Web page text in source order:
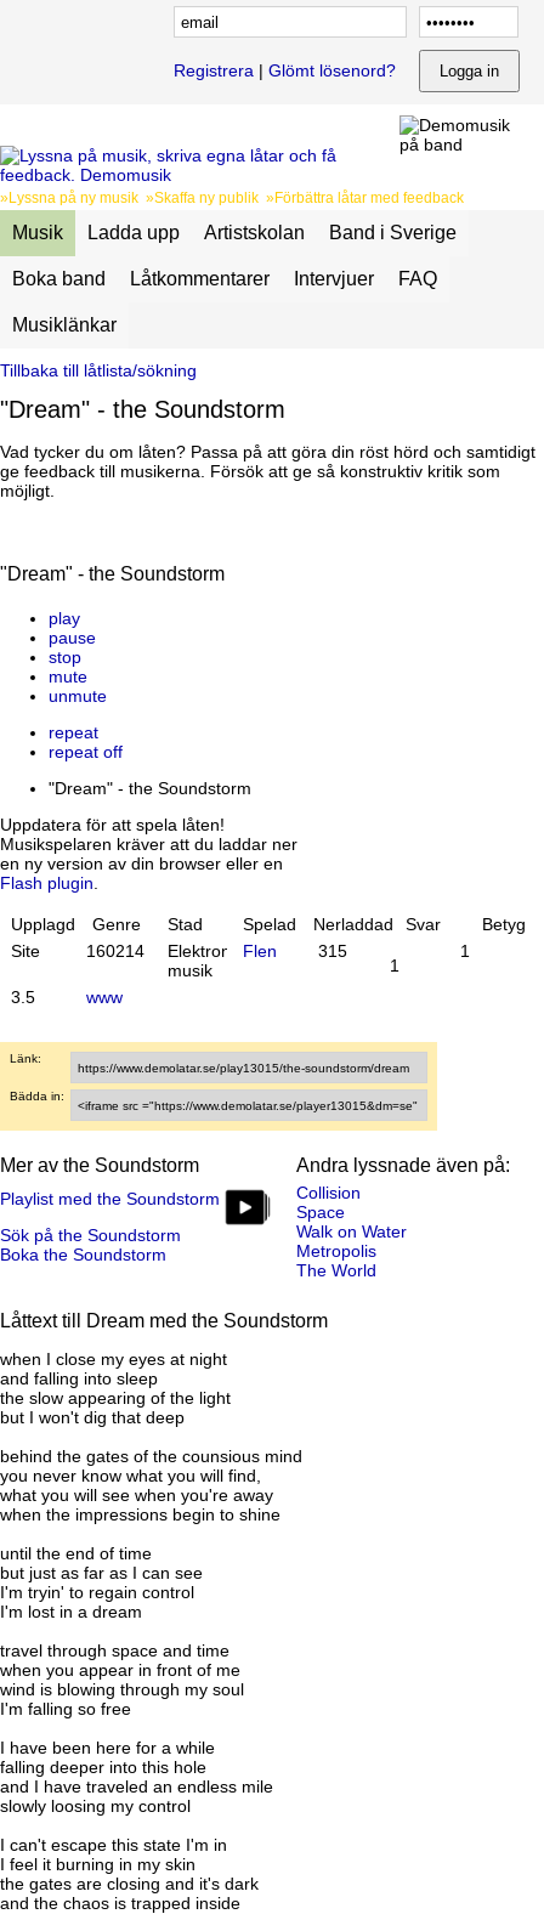
Registrera | Glömt lösenord?
»Lyssna på ny musik »Skaffa ny publik »Förbättra låtar med feedback
Musik Ladda upp Artistskolan Band i Sverige
Boka band Låtkommentarer Intervjuer FAQ
Musiklänkar
Tillbaka till låtlista/sökning
"Dream" - the Soundstorm
Vad tycker du om låten? Passa på att göra din röst hörd och samtidigt
ge feedback till musikerna. Försök att ge så konstruktiv kritik som
möjligt.
"Dream" - the Soundstorm
play
pause
stop
mute
unmute
repeat
repeat off
"Dream" - the Soundstorm
Uppdatera för att spela låten!
Musikspelaren kräver att du laddar ner
en ny version av din browser eller en
Flash plugin.
Upplagd Genre Stad Spelad Nerladdad Svar
Betyg
Site
160214
Elektronisk
musik
Flen 315
1
1
3.5 www
Länk:
Bädda in:
Mer av the Soundstorm
Playlist med the Soundstorm
Sök på the Soundstorm
Boka the Soundstorm
Andra lyssnade även på:
Collision
Space
Walk on Water
Metropolis
The World
Låttext till Dream med the Soundstorm
when I close my eyes at night
and falling into sleep
the slow appearing of the light
but I won't dig that deep
behind the gates of the counsious mind
you never know what you will find,
what you will see when you're away
when the impressions begin to shine
until the end of time
but just as far as I can see
I'm tryin' to regain control
I'm lost in a dream
travel through space and time
when you appear in front of me
wind is blowing through my soul
I'm falling so free
I have been here for a while
falling deeper into this hole
and I have traveled an endless mile
slowly loosing my control
I can't escape this state I'm in
I feel it burning in my skin
the gates are closing and it's dark
and the chaos is trapped inside